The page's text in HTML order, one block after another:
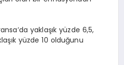
yaklaşık yüzde 6,5,
yüzde 10 olduğunu